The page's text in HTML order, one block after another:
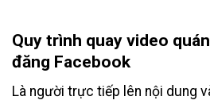
Quy trình quay video
đăng Facebook
Là người trực tiếp lên nội dung